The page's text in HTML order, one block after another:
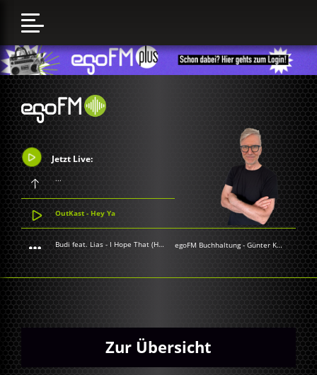
Jetzt Live:
...
OutKast - Hey Ya
Budi feat. Lias - I Hope That (Home) egoFM Buchhaltung-Günter Keil
Zur Übersicht